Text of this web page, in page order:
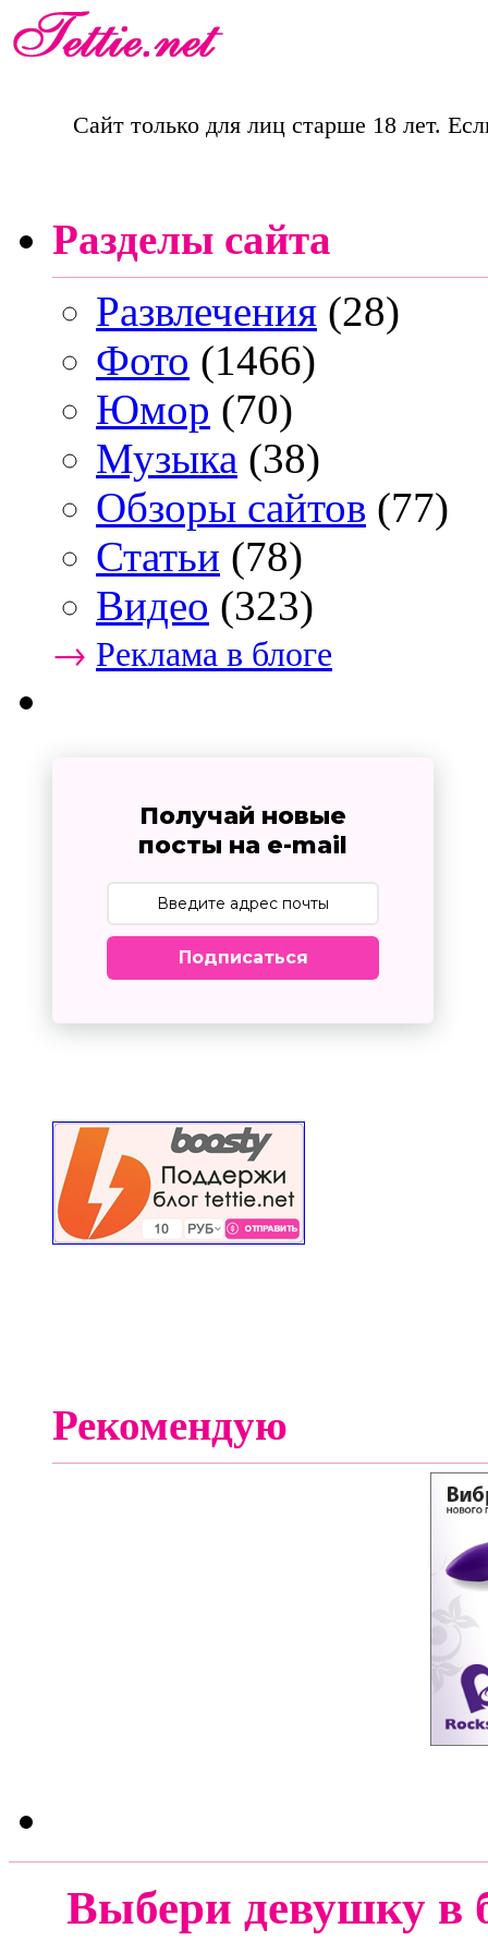
Сайт только для лиц старше 18 лет.
Разделы сайта
Развлечения (28)
Фото (1466)
Юмор (70)
Музыка (38)
Обзоры сайтов (77)
Статьи (78)
Видео (323)
→ Реклама в блоге
Получай новые
посты на e-mail
Подписаться
Рекомендую
Выбери девушку в